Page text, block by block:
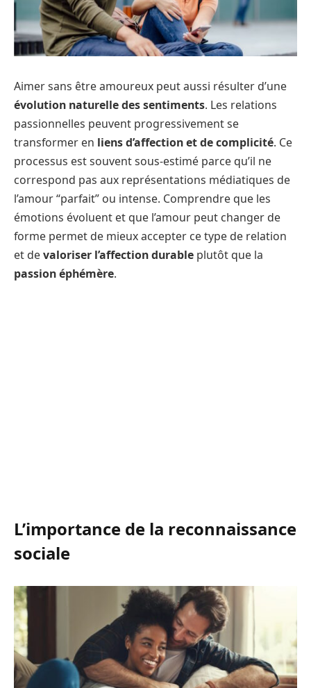
Aimer sans être amoureux peut aussi résulter d’une
évolution naturelle des sentiments. Les relations
passionnelles peuvent progressivement se
transformer en liens d’affection et de complicité. Ce
processus est souvent sous-estimé parce qu’il ne
correspond pas aux représentations médiatiques de
l’amour “parfait” ou intense. Comprendre que les
émotions évoluent et que l’amour peut changer de
forme permet de mieux accepter ce type de relation
et devaloriser l’affection durable plutôt que la
passion éphémère.
L’importance de la reconnaissance
sociale